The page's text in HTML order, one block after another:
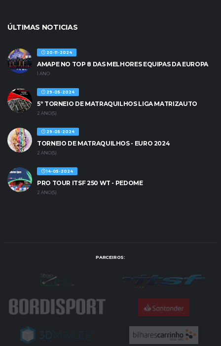
ÚLTIMAS NOTICIAS
20-11-2024
AMAPE NO TOP 8 DAS MELHORES EQUIPAS DA EUROPA
1 ANO
29-05-2024
5º TORNEIO DE MATRAQUILHOS LIGA MATRIZAUTO
2 ANO(S)
29-05-2024
TORNEIO DE MATRAQUILHOS - EURO 2024
2 ANO(S)
14-05-2024
PRO TOUR ITSF 250 WT - PEDOME
2 ANO(S)
PARCEIROS: